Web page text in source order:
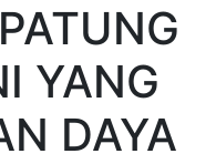
YANG
DAYA